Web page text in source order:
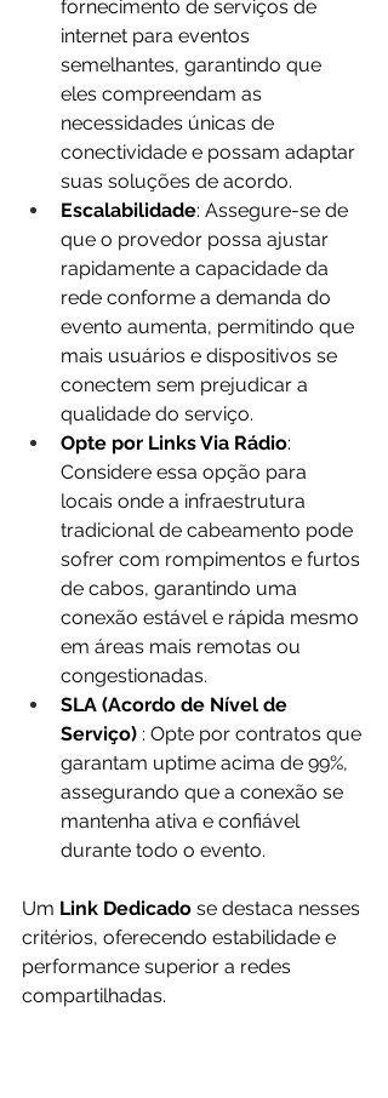
fornecimento de serviços de
internet para eventos
semelhantes, garantindo que
eles compreendam as
necessidades únicas de
conectividade e possam adaptar
suas soluções de acordo.
Escalabilidade: Assegure-se de
que o provedor possa ajustar
rapidamente a capacidade da
rede conforme a demanda do
evento aumenta, permitindo que
mais usuários e dispositivos se
conectem sem prejudicar a
qualidade do serviço.
Opte por Links Via Rádio:
Considere essa opção para
locais onde a infraestrutura
tradicional de cabeamento pode
sofrer com rompimentos e furtos
de cabos, garantindo uma
conexão estável e rápida mesmo
em áreas mais remotas ou
congestionadas.
SLA (Acordo de Nível de
Serviço) : Opte por contratos que
garantam uptime acima de 99%,
assegurando que a conexão se
mantenha ativa e confiável
durante todo o evento.
Um Link Dedicado se destaca nesses
critérios, oferecendo estabilidade e
performance superior a redes
compartilhadas.